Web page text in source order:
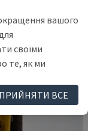
вашого
своїми
те, як ми
ПРИЙНЯТИ ВСЕ